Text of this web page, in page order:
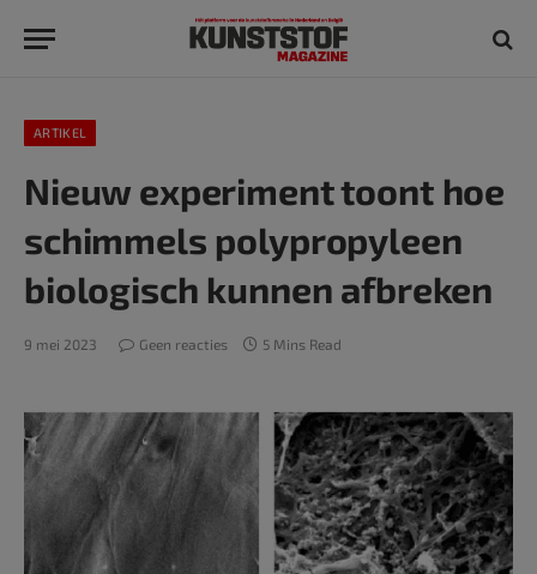
ARTIKEL
Nieuw experiment toont hoe
schimmels polypropyleen
biologisch kunnen afbreken
9 mei 2023 Geen reacties 5 Mins Read